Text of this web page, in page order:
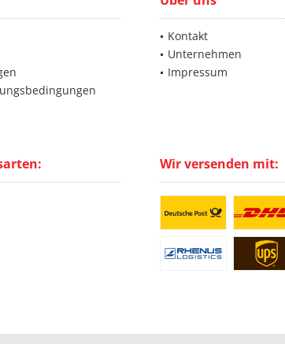
Kontakt
Unternehmen
Impressum
Wir versenden mit: